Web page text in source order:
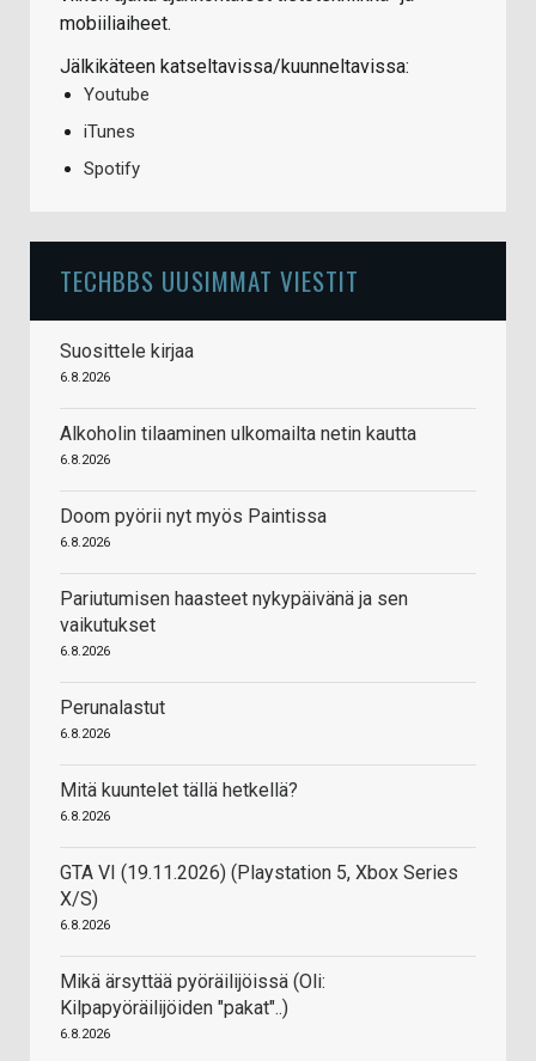
mobiiliaiheet.
Jälkikäteen katseltavissa/kuunneltavissa:
Youtube
iTunes
Spotify
TECHBBS UUSIMMAT VIESTIT
Suosittele kirjaa
6.8.2026
Alkoholin tilaaminen ulkomailta netin kautta
6.8.2026
Doom pyörii nyt myös Paintissa
6.8.2026
Pariutumisen haasteet nykypäivänä ja sen
vaikutukset
6.8.2026
Perunalastut
6.8.2026
Mitä kuuntelet tällä hetkellä?
6.8.2026
GTA VI (19.11.2026) (Playstation 5, Xbox Series
X/S)
6.8.2026
Mikä ärsyttää pyöräilijöissä (Oli:
Kilpapyöräilijöiden "pakat"..)
6.8.2026